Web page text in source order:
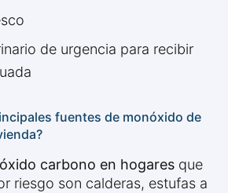
de urgencia para recibir
fuentes de monóxido de
carbono en hogares que
riesgo son calderas, estufas a